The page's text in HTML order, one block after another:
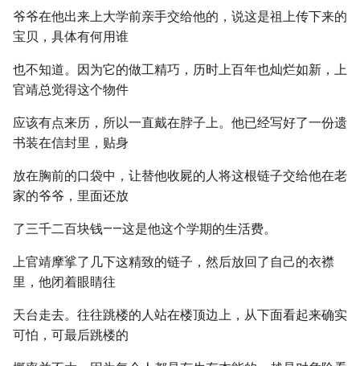
爷爷在他出来上大学前亲手交给他的，说这是祖上传下来的
宝贝，具体有何用谁
也不知道。因为它的做工精巧，历时上百年也灿烂如新，上
官靖总觉得这个物件
应该有点来历，所以一直戴在脖子上。他已经写好了一份遗
书装在信封里，贴身
放在胸前的口袋中，让替他收屍的人将这根链子交给他在老
家的爷爷，里面还放
了三千二百块钱——这是他这个学期的生活费。
上官靖摩挲了几下这精致的链子，然后放回了自己的衣襟
里，他闭着眼睛往
天台走去。往往跳楼的人站在楼顶边上，从下面看起来确实
可怕，可最后跳楼的